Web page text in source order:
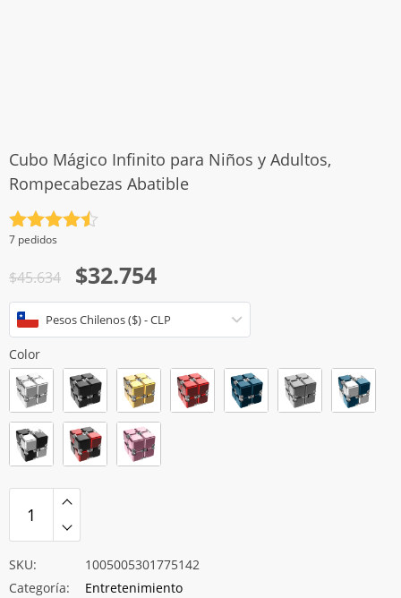
Cubo Mágico Infinito para Niños y Adultos,
Rompecabezas Abatible
Valorado
con
de 5
7 pedidos
$45.634
El
precio
original
era:
$45.634.
$32.754
El
precio
actual
es:
$32.754.
Pesos Chilenos ($) - CLP
Color
SKU:
1005005301775142
Categoría:
Entretenimiento